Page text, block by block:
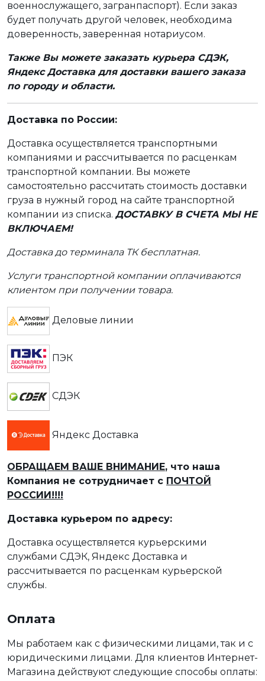
военнослужащего, загранпаспорт). Если заказ
будет получать другой человек, необходима
доверенность, заверенная нотариусом.
Также Вы можете заказать курьера СДЭК,
Яндекс Доставка для доставки вашего заказа
по городу и области.
Доставка по России:
Доставка осуществляется транспортными
компаниями и рассчитывается по расценкам
транспортной компании. Вы можете
самостоятельно рассчитать стоимость доставки
груза в нужный город на сайте транспортной
компании из списка. ДОСТАВКУ В СЧЕТА МЫ НЕ
ВКЛЮЧАЕМ!
Доставка до терминала ТК бесплатная.
Услуги транспортной компании оплачиваются
клиентом при получении товара.
Деловые линии
ПЭК
СДЭК
Яндекс Доставка
ОБРАЩАЕМ ВАШЕ ВНИМАНИЕ, что наша
Компания не сотрудничает с ПОЧТОЙ
РОССИИ!!!!
Доставка курьером по адресу:
Доставка осуществляется курьерскими
службами СДЭК, Яндекс Доставка и
рассчитывается по расценкам курьерской
службы.
Оплата
Мы работаем как с физическими лицами, так и с
юридическими лицами. Для клиентов Интернет-
Магазина действуют следующие способы оплаты: